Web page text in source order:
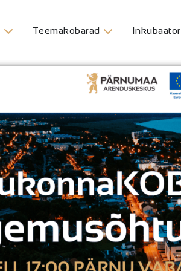
Teemakobarad Inkubaator